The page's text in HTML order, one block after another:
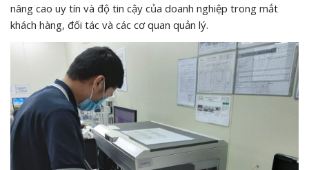
nâng cao uy tín và độ tin cậy của doanh nghiệp trong mắt
khách hàng, đối tác và các cơ quan quản lý.